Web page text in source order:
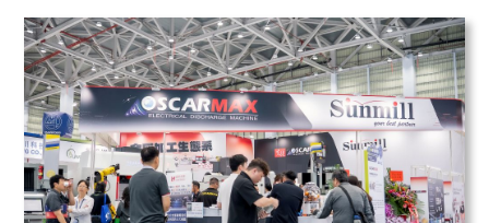
fabricación inteligente en un flujo de trabajo conectado. Este
vídeo demuestra cómo la fabricación de precisión moderna
pasa del fresado a la electroerosión en un proceso de
producción impecable.